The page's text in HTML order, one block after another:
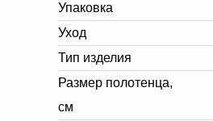
Упаковка
Уход
Тип изделия
Размер полотенца,
см